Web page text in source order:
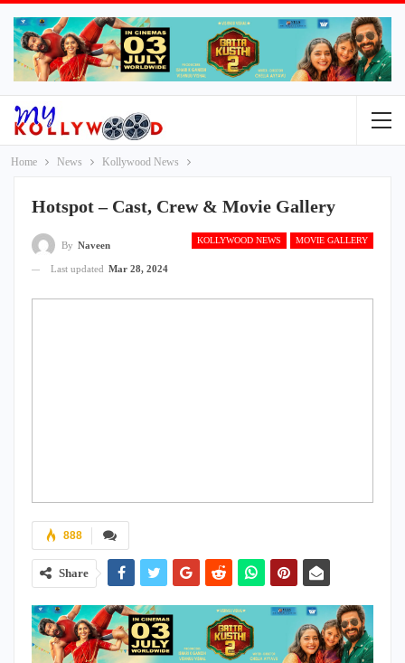
Home News Kollywood News
Hotspot – Cast, Crew & Movie Gallery
KOLLYWOOD NEWS MOVIE GALLERY
By Naveen
Last updated Mar 28, 2024
888
Share